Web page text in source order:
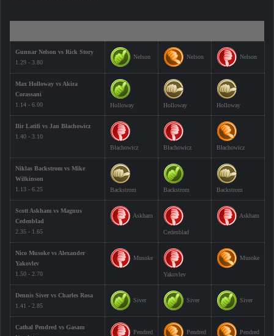
Gunnar Nelson vs Rick Story
1.29 - 3.80
Nelson Nelson Nelson
Max Holloway vs Akira
Corassani
1.14 - 6.00
Holloway Holloway Holloway
Ilir Latifi vs Jan Błachowicz
1.40 - 3.10
Błachowicz
Błachowicz Błachowicz
Niklas Backstrom vs Mike
Wilkinson
1.13 - 6.25
Backstrom Backstrom Backstrom
Scott Askham vs Magnus
Cedenblad
2.35 - 1.65
Askham
Cedenblad
Askham
Nico Musoke vs Alexander
Yakovlev
1.50 - 2.70
Musoke
Yakovlev
Musoke
Dennis Siver vs Charles Rosa
1.41 - 2.85
Siver Siver Siver
Cathal Pendred vs Gasam
Pendred Pendred Pendred